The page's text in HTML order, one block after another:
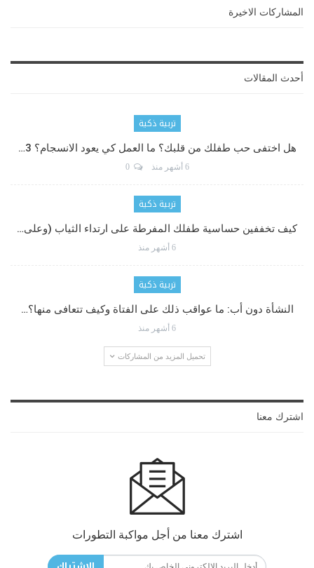
المشاركات الاخيرة
أحدث المقالات
تربية ذكية
هل اختفى حب طفلك من قلبك؟ ما العمل كي يعود الانسجام؟ 3…
6 أشهر منذ 0
تربية ذكية
كيف تخففين حساسية طفلك المفرطة على ارتداء الثياب (وعلى…
6 أشهر منذ
تربية ذكية
النشأة دون أب: ما عواقب ذلك على الفتاة وكيف تتعافى منها؟…
6 أشهر منذ
تحميل المزيد من المشاركات
اشترك معنا
اشترك معنا من أجل مواكبة التطورات